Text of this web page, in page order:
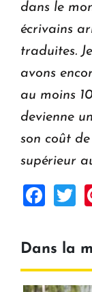
dans le
écrivains
traduites.
avons
au moins
devienne
son coût
supérieur
Dans la